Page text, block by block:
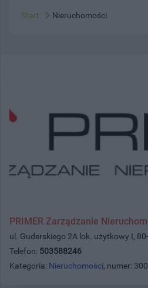
Start Nieruchomości
PRIMER Zarządzanie
ul. Guderskiego 2A lok. użytkowy I,
Telefon: 503588246
Kategoria: Nieruchomości, numer: